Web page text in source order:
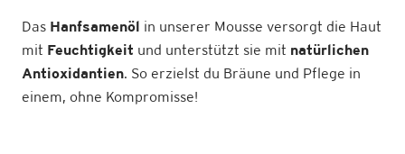
Das Hanfsamenöl in unserer Mousse versorgt die Haut
mit Feuchtigkeit und unterstützt sie mit natürlichen
Antioxidantien. So erzielst du Bräune und Pflege in
einem, ohne Kompromisse!